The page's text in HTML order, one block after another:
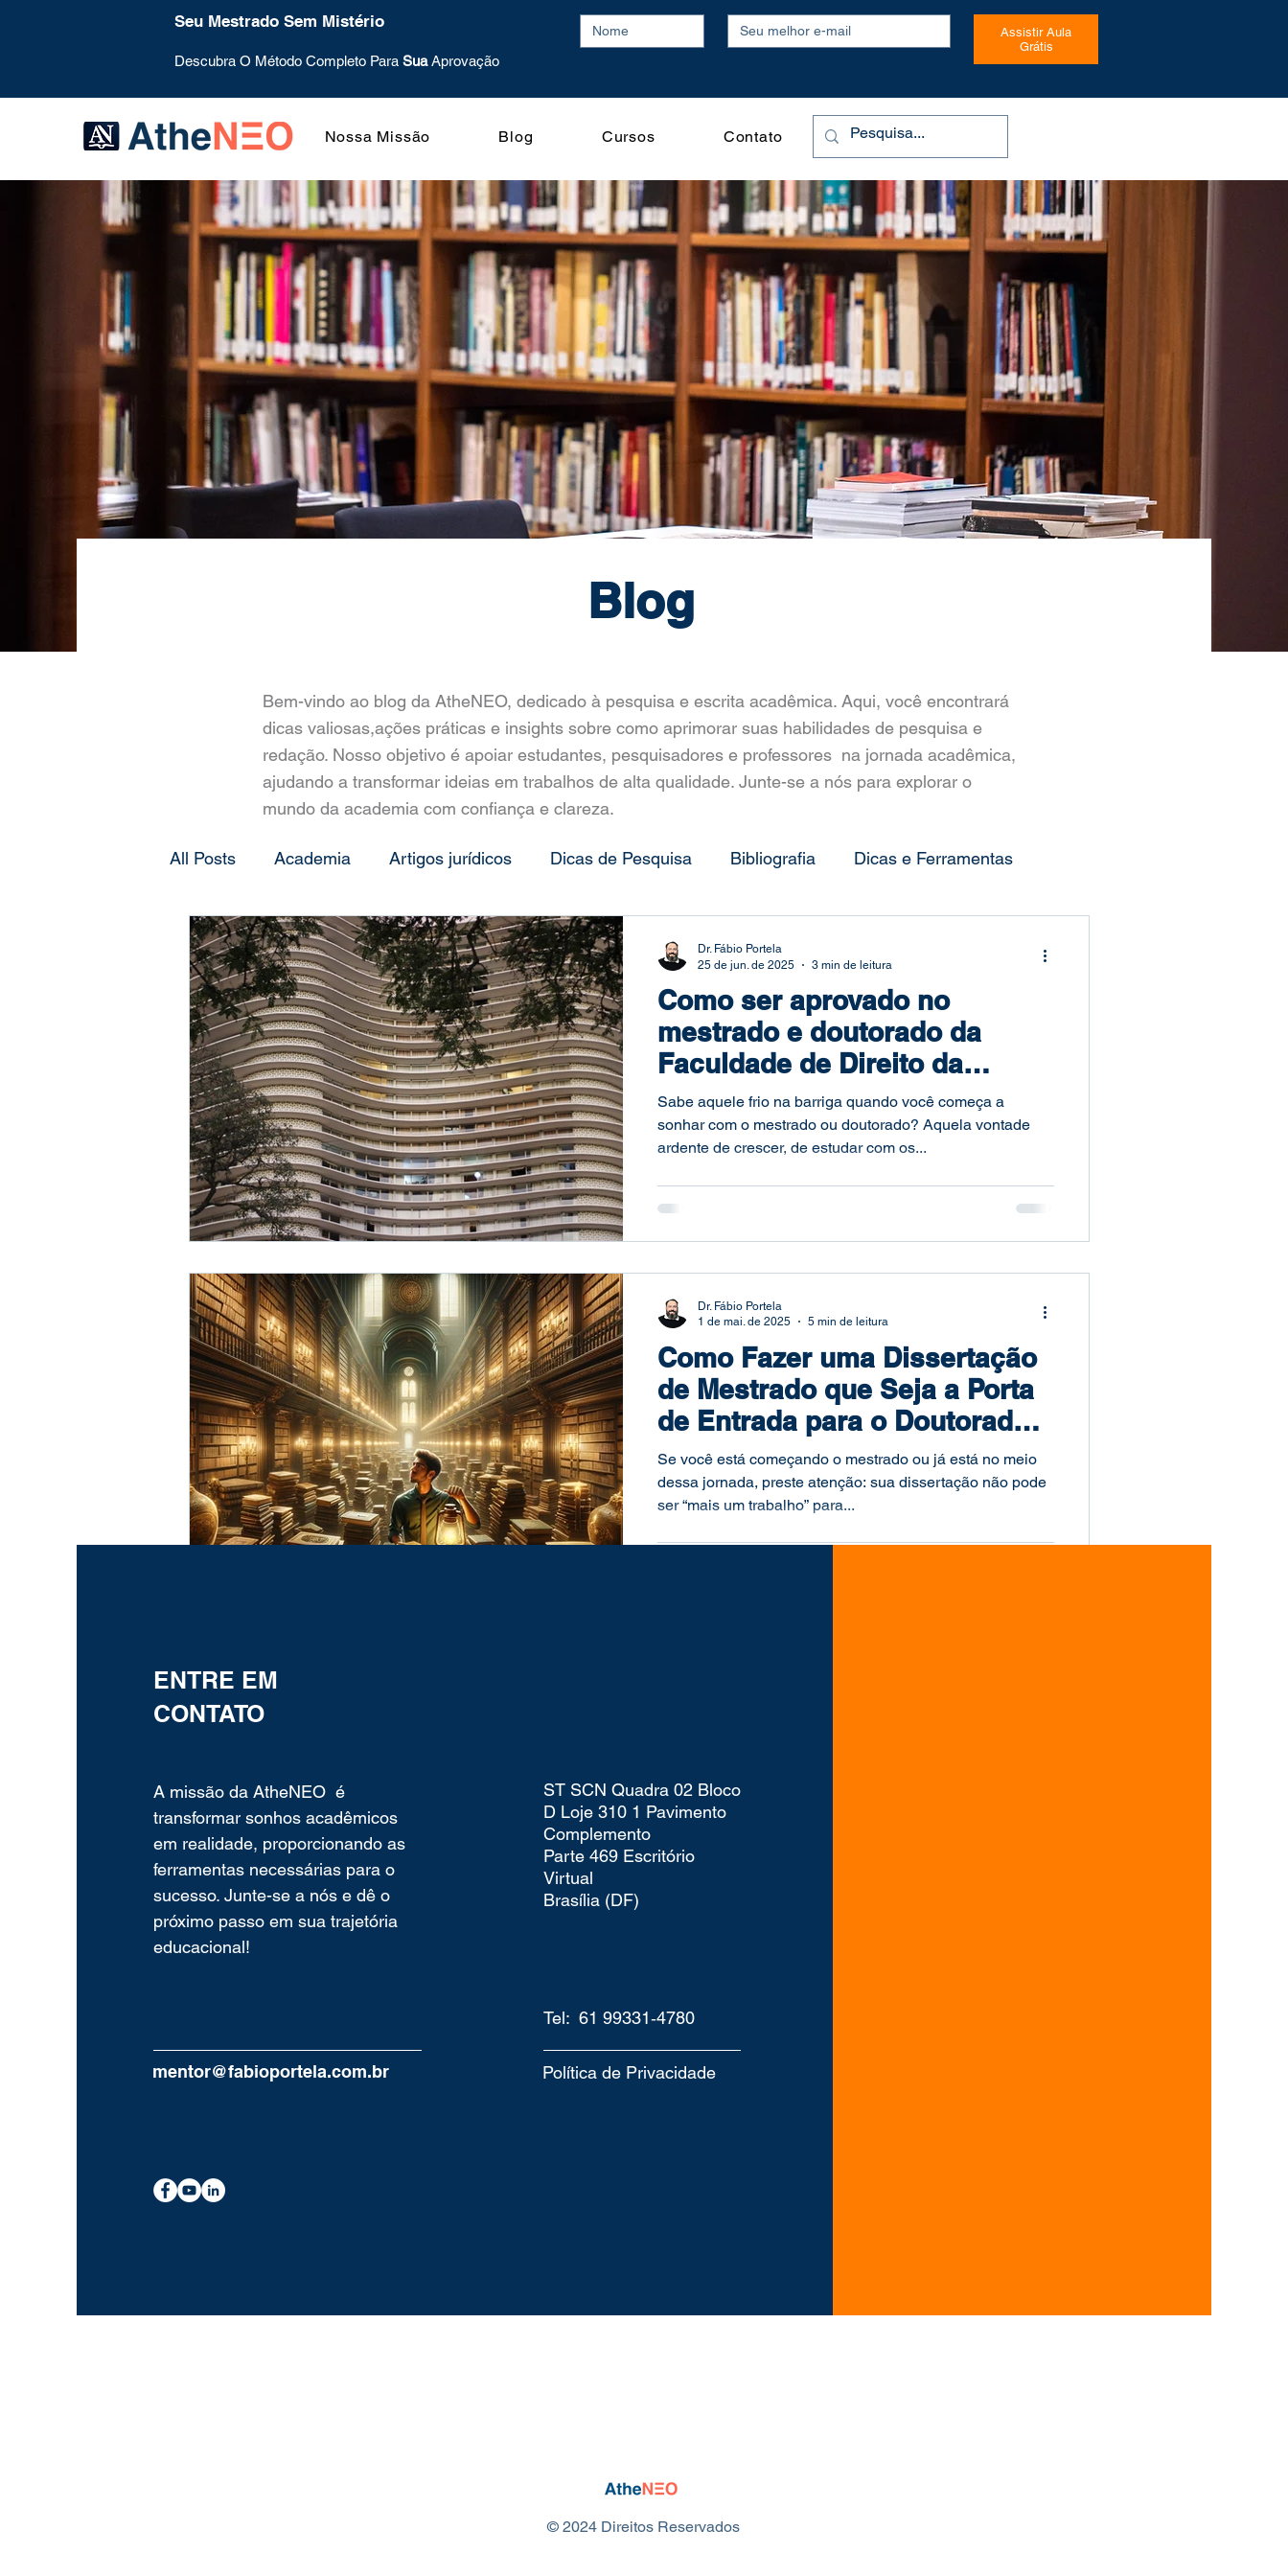
Seu Mestrado Sem Mistério
Descubra O Método Completo Para SuaAprovação
Assistir Aula
Grátis
Nossa Missão Blog Cursos Contato
Blog
Bem-vindo ao blog da AtheNEO, dedicado à pesquisa e escrita acadêmica. Aqui, você encontrará
dicas valiosas,ações práticas e insights sobre como aprimorar suas habilidades de pesquisa e
redação. Nosso objetivo é apoiar estudantes, pesquisadores e professores na jornada acadêmica,
ajudando a transformar ideias em trabalhos de alta qualidade. Junte-se a nós para explorar o
mundo da academia com confiança e clareza.
All Posts Academia Artigos jurídicos Dicas de Pesquisa Bibliografia Dicas e Ferramentas
Orientação Mentoring Mural Metodologia
Produtividade Psicologia do Estudo Projeto de Pesquisa Redação Publicações Acadêmicas
Vídeos Redação Pesquisa Acadêmica Direito e Tecnologia
Doutorado
Como ser aprovado no
mestrado e doutorado da
Faculdade de Direito da
UFMG: guia completo 2025
Sabe aquele frio na barriga quando você começa a
sonhar com o mestrado ou doutorado? Aquela vontade
ardente de crescer, de estudar com os...
Dr. Fábio Portela
25 de jun. de 2025
3 min de leitura
Como Fazer uma Dissertação
de Mestrado que Seja a Porta
de Entrada para o Doutorado
dos Seus Sonhos
Se você está começando o mestrado ou já está no meio
dessa jornada, preste atenção: sua dissertação não pode
ser “mais um trabalho” para...
Dr. Fábio Portela
1 de mai. de 2025
5 min de leitura
ENTRE EM
CONTATO
A missão da AtheNEO é
transformar sonhos acadêmicos
em realidade, proporcionando as
ferramentas necessárias para o
sucesso. Junte-se a nós e dê o
próximo passo em sua trajetória
educacional!
ST SCN Quadra 02 Bloco
D Loje 310 1 Pavimento
Complemento
Parte 469 Escritório
Virtual
Brasília (DF)
Tel: 61 99331‑4780‬
mentor@fabioportela.com.br Política de Privacidade
© 2024 Direitos Reservados